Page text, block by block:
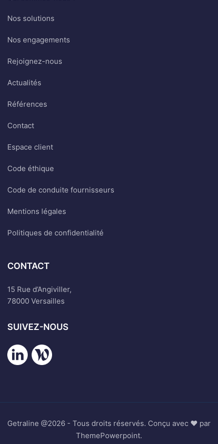
Nos solutions
Nos engagements
Rejoignez-nous
Actualités
Références
Contact
Espace client
Code éthique
Code de conduite fournisseurs
Mentions légales
Politiques de confidentialité
CONTACT
15 Rue d’Angiviller,
78000 Versailles
SUIVEZ-NOUS
Getraline @2026 - Tous droits réservés. Conçu avec ♥ par
ThemePowerpoint.